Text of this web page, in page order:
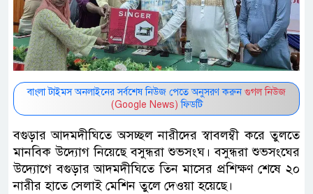
বাংলা টাইমস অনলাইনের সর্বশেষ নিউজ পেতে অনুসরণ করুন গুগল নিউজ
(Google News) ফিডটি
বগুড়ার আদমদীঘিতে অসচ্ছল নারীদের স্বাবলম্বী করে তুলতে
মানবিক উদ্যোগ নিয়েছে বসুন্ধরা শুভসংঘ। বসুন্ধরা শুভসংঘের
উদ্যোগে বগুড়ার আদমদীঘিতে তিন মাসের প্রশিক্ষণ শেষে ২০
নারীর হাতে সেলাই মেশিন তুলে দেওয়া হয়েছে।